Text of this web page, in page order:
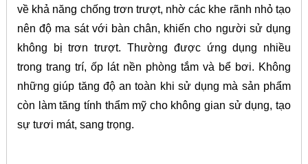
về khả năng chống trơn trượt, nhờ các khe rãnh nhỏ tạo
nên độ ma sát với bàn chân, khiến cho người sử dụng
không bị trơn trượt. Thường được ứng dụng nhiều
trong trang trí, ốp lát nền phòng tắm và bể bơi. Không
những giúp tăng độ an toàn khi sử dụng mà sản phẩm
còn làm tăng tính thẩm mỹ cho không gian sử dụng, tạo
sự tươi mát, sang trọng.